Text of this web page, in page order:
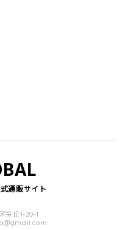
通販サイト
笹丘1-20-1